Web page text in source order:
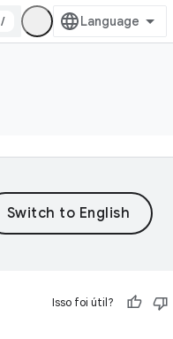
/
Isso foi útil?